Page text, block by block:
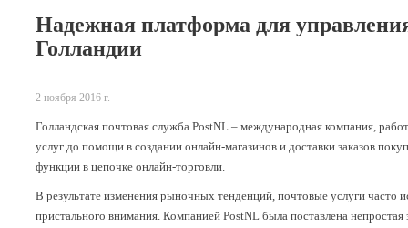
Надежная платформа для
Голландии
2 ноября 2016 г.
Голландская почтовая служба PostNL – международная компания,
услуг до помощи в создании онлайн-магазинов и доставки заказов
функции в цепочке онлайн-торговли.
В результате изменения рыночных тенденций, почтовые услуги часто
пристального внимания. Компанией PostNL была поставлена